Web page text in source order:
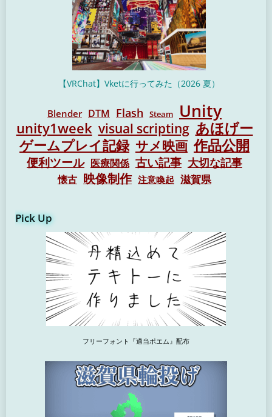
【VRChat】Vketに行ってみた（2026 夏）
Blender DTM Flash Steam Unity
unity1week visual scripting あほげー
ゲームプレイ記録 サメ映画 作品公開
便利ツール 医療関係 古い記事 大切な記事
懐古 映像制作 注意喚起 滋賀県
Pick Up
フリーフォント『適当ポエム』配布